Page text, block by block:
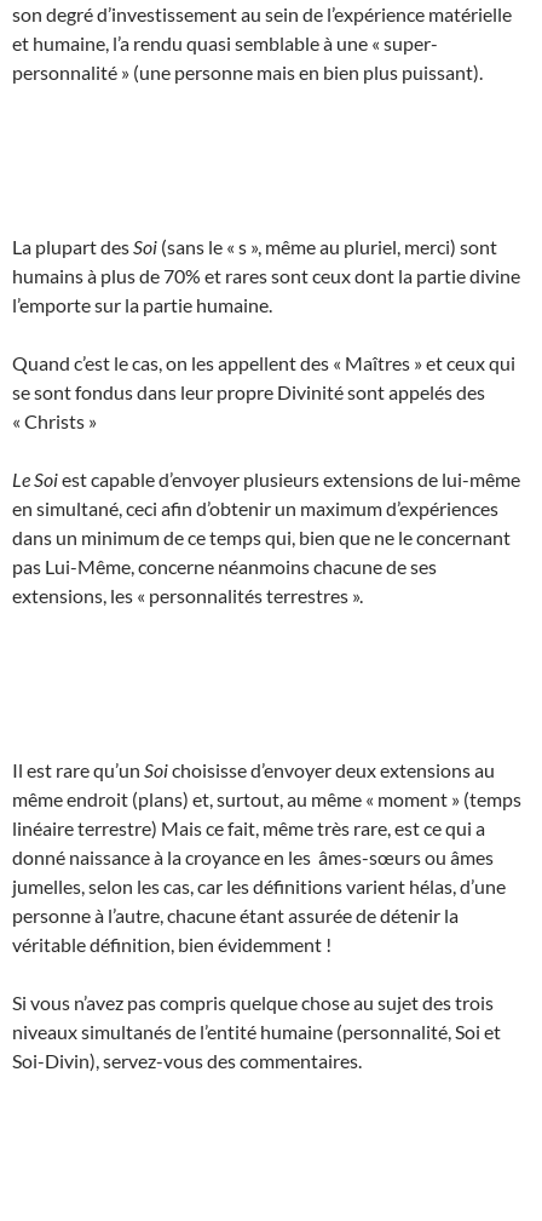
son degré d’investissement au sein de l’expérience matérielle
et humaine, l’a rendu quasi semblable à une « super-
personnalité » (une personne mais en bien plus puissant).
La plupart des Soi (sans le « s », même au pluriel, merci) sont
humains à plus de 70% et rares sont ceux dont la partie divine
l’emporte sur la partie humaine.
Quand c’est le cas, on les appellent des « Maîtres » et ceux qui
se sont fondus dans leur propre Divinité sont appelés des
« Christs »
Le Soiest capable d’envoyer plusieurs extensions de lui-même
en simultané, ceci afin d’obtenir un maximum d’expériences
dans un minimum de ce temps qui, bien que ne le concernant
pas Lui-Même, concerne néanmoins chacune de ses
extensions, les « personnalités terrestres ».
Il est rare qu’un Soichoisisse d’envoyer deux extensions au
même endroit (plans) et, surtout, au même « moment » (temps
linéaire terrestre) Mais ce fait, même très rare, est ce qui a
donné naissance à la croyance en les âmes-sœurs ou âmes
jumelles, selon les cas, car les définitions varient hélas, d’une
personne à l’autre, chacune étant assurée de détenir la
véritable définition, bien évidemment !
Si vous n’avez pas compris quelque chose au sujet des trois
niveaux simultanés de l’entité humaine (personnalité, Soi et
Soi-Divin), servez-vous des commentaires.